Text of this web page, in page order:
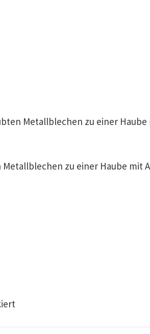
Metallblechen zu einer Haube
zu einer Haube mit